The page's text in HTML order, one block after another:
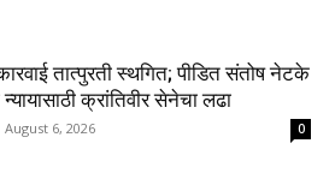
तात्पुरती स्थगित; पीडित संतोष नेटके
क्रांतिवीर सेनेचा लढा
August 6, 2026 0